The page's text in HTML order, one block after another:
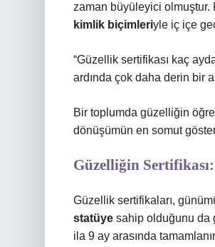
zaman büyüleyici olmuştur.
kimlik biçimleriyle iç içe
“Güzellik sertifikası kaç
ardında çok daha derin bir
Bir toplumda güzelliğin
dönüşümün en somut
Güzelliğin
Güzellik sertifikaları,
statüye sahip olduğunu da
ila 9 ay arasında